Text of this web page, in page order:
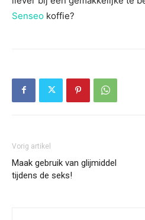
Senseo koffie?
Vorig artikel
Maak gebruik van glijmiddel
tijdens de seks!